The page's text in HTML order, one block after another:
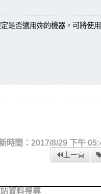
定是否適用妳的機器，可將使
時間：2017/8/29 下午
上一頁
資料搜尋